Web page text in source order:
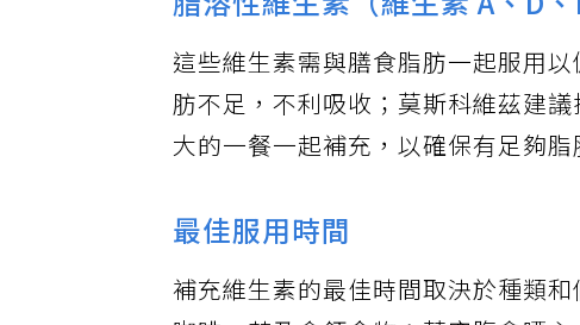
脂溶性維生素（維生素 A、D、
這些維生素需與膳食脂肪一起服用
肪不足，不利吸收；莫斯科維茲建
大的一餐一起補充，以確保有足夠脂
最佳服用時間
補充維生素的最佳時間取決於種類